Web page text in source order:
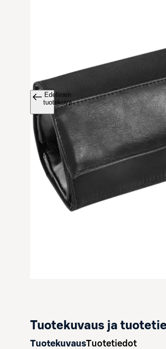
Edellinen
tuotekuva
Tuotekuvaus ja
TuotekuvausTuotetiedot